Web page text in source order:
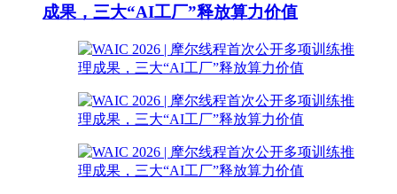
成果，三大“AI工厂”释放算力价值